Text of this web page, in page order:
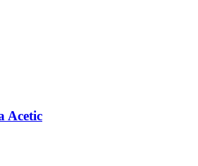
Acetic